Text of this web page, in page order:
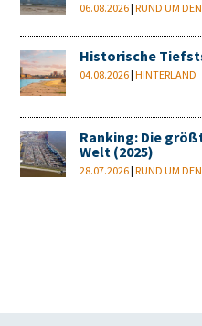
06.08.2026 |RUND UM
Historische
04.08.2026 |HINTERLAND
Ranking: Die
Welt (2025)
28.07.2026 |RUND UM